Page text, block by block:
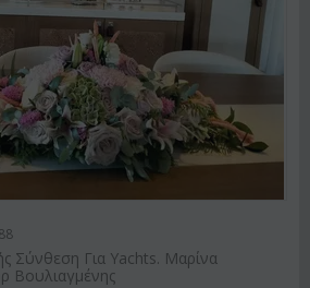
Σύνθεση Για Yachts. Μαρίνα
Βουλιαγμένης